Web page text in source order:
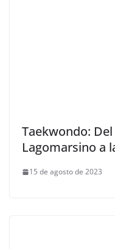
Taekwondo:
Lagomarsino a
15 de agosto de 2023